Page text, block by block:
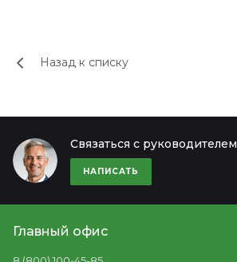
Назад к списку
Связаться с руководителем
НАПИСАТЬ
Главный офис